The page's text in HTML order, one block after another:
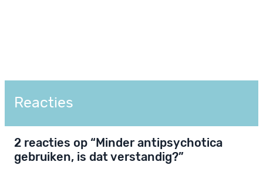
Reacties
2 reacties op “Minder antipsychotica
gebruiken, is dat verstandig?”